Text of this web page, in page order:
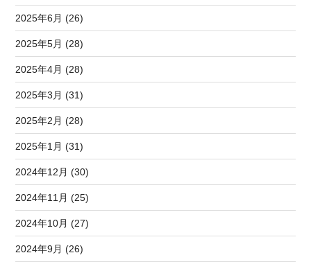
2025年6月 (26)
2025年5月 (28)
2025年4月 (28)
2025年3月 (31)
2025年2月 (28)
2025年1月 (31)
2024年12月 (30)
2024年11月 (25)
2024年10月 (27)
2024年9月 (26)